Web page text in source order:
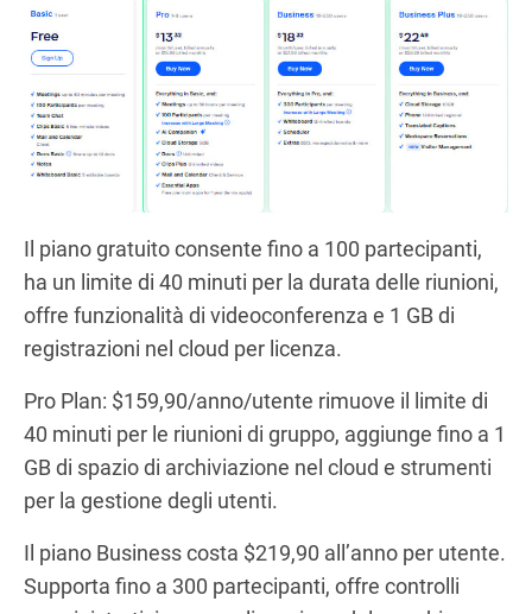
Il piano gratuito consente fino a 100 partecipanti,
ha un limite di 40 minuti per la durata delle riunioni,
offre funzionalità di videoconferenza e 1 GB di
registrazioni nel cloud per licenza.
Pro Plan: $159,90/anno/utente rimuove il limite di
40 minuti per le riunioni di gruppo, aggiunge fino a 1
GB di spazio di archiviazione nel cloud e strumenti
per la gestione degli utenti.
Il piano Business costa $219,90 all’anno per utente.
Supporta fino a 300 partecipanti, offre controlli